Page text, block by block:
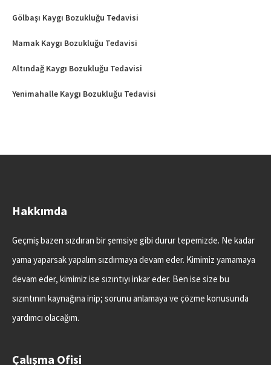
Gölbaşı Kaygı Bozukluğu Tedavisi
Mamak Kaygı Bozukluğu Tedavisi
Altındağ Kaygı Bozukluğu Tedavisi
Yenimahalle Kaygı Bozukluğu Tedavisi
Hakkımda
Geçmiş bazen sızdıran bir şemsiye gibi durur tepemizde. Ne kadar
yama yaparsak yapalım sızdırmaya devam eder. Kimimiz yamamaya
devam eder, kimimiz ise sızıntıyı inkar eder. Ben ise size bu
sızıntının kaynağına inip; sorunu anlamaya ve çözme konusunda
yardımcı olacağım.
Çalışma Ofisi